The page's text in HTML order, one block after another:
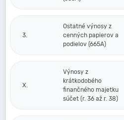
3.
Ostatné výnosy z
cenných papierov a
podielov (665A)
X.
Výnosy z
krátkodobého
finančného majetku
súčet (r. 36 až r. 38)